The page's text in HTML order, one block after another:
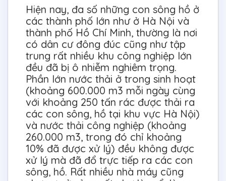
Hiện nay, đa số những con sông hồ ở
các thành phố lớn như ở Hà Nội và
thành phố Hồ Chí Minh, thường là nơi
có dân cư đông đúc cũng như tập
trung rất nhiều khu công nghiệp lớn
đều đã bị ô nhiễm nghiêm trọng.
Phần lớn nước thải ở trong sinh hoạt
(khoảng 600.000 m3 mỗi ngày cùng
với khoảng 250 tấn rác được thải ra
các con sông, hồ tại khu vực Hà Nội)
và nước thải công nghiệp (khoảng
260.000 m3, trong đó chỉ khoảng
10% đã được xử lý) đều không được
xử lý mà đã đổ trực tiếp ra các con
sông, hồ. Rất nhiều nhà máy cũng